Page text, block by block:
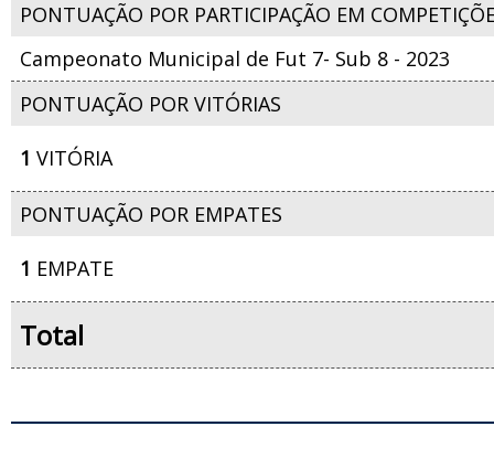
PONTUAÇÃO POR PARTICIPAÇÃO EM
Campeonato Municipal de Fut 7- Sub 8 - 2023
PONTUAÇÃO POR VITÓRIAS
1 VITÓRIA
PONTUAÇÃO POR EMPATES
1 EMPATE
Total